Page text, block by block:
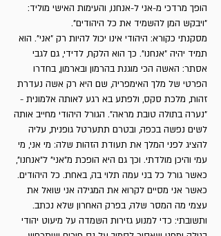
הופך מרדכי מ-אני ל-אנחנו, והעימות האישי מוליד:
"ויבקש המן להשמיד את כל היהודים".
מסקנתי כקורא: היהודי אינו יכול להיות רק "אני". הוא
תמיד יהיה "אנחנו". כך הוא הלקח, לדידי, גם לגבי
אסתר: האשה הכי מוגנת בהרמון ובארמון, בחדרו
הפרטי של מלך האימפריה, שם היא רק אשה נעדרת
זהות, מלכת סקס, ולפתע בא רגע לאותה אלמונית -
"נערה בתולה טובת מראה". הגורל היהודי מחייב אותה
לשים נפשה בכפה, ובטרם תתערטל גופנית, עליה
להציג לפני המלך את תעודת הזהות שלה: מי אני, מי
עמי והיכן מולדתי. וכך גם היא הופכת מ"אני" ל"אנחנו",
כאשר גורל כל בני עמה תלוי בה, באחת. כל היהודים.
כאשר אני מסיים לקרוא את המגילה אני שואל את
עצמי מה המסר שלה, בפרק האחרון שלא נכתב.
ותשובתי: כדי למנוע גזירות השמדה על מיעוט יהודי